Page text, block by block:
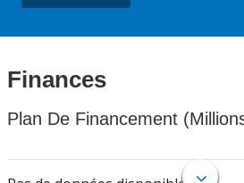
Finances
Plan De Financement